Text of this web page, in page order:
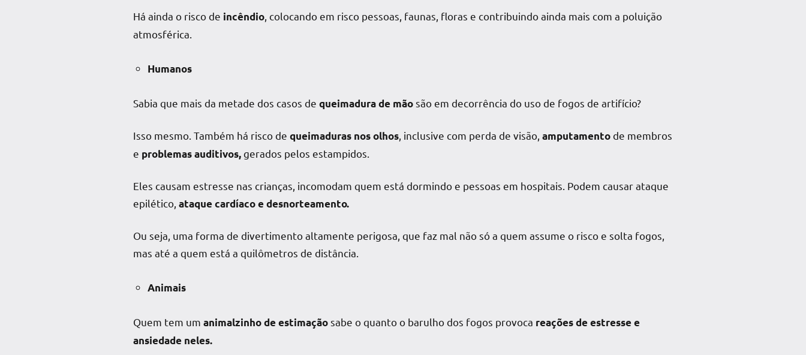
Há ainda o risco de incêndio , colocando em risco pessoas, faunas, floras e contribuindo ainda mais com a poluição
atmosférica.
Humanos
Sabia que mais da metade dos casos de queimadura de mãosão em decorrência do uso de fogos de artifício?
Isso mesmo. Também há risco de queimaduras nos olhos , inclusive com perda de visão, amputamentode membros
e problemas auditivos,gerados pelos estampidos.
Eles causam estresse nas crianças, incomodam quem está dormindo e pessoas em hospitais. Podem causar ataque
epilético, ataque cardíaco e desnorteamento.
Ou seja, uma forma de divertimento altamente perigosa, que faz mal não só a quem assume o risco e solta fogos,
mas até a quem está a quilômetros de distância.
Animais
Quem tem um animalzinho de estimaçãosabe o quanto o barulho dos fogos provoca reações de estresse e
ansiedade neles.